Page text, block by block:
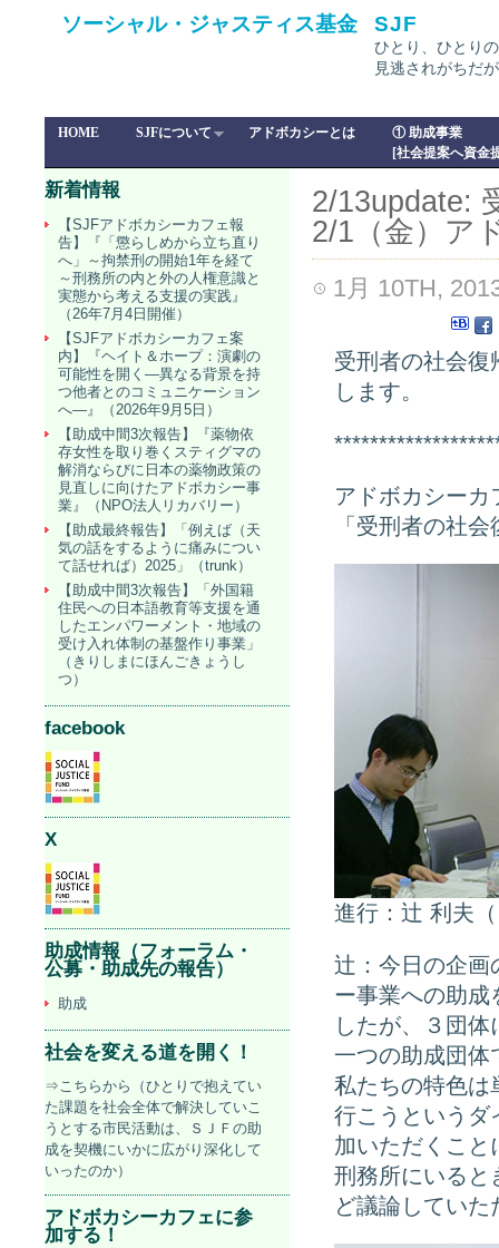
ソーシャル・ジャスティス基金 SJF
ひとり、ひとり
見逃されがちだ
HOME SJFについて アドボカシーとは
① 助成事業
[社会提案へ資金
2/13update:
2/1（金）ア
1月 10TH,
受刑者の社会復
します。
アドボカシー
「受刑者の社
進行：辻 利夫
辻：今日の企画
ー事業への助成
したが、３団
一つの助成団体
私たちの特色は
行こうというダ
加いただくこと
刑務所にいると
ど議論してい
新着情報
【SJFアドボカシーカフェ報
告】『「懲らしめから立ち直り
へ」～拘禁刑の開始1年を経て
～刑務所の内と外の人権意識と
実態から考える支援の実践』
（26年7月4日開催）
【SJFアドボカシーカフェ案
内】『ヘイト＆ホープ：演劇の
可能性を開く―異なる背景を持
つ他者とのコミュニケーション
へ―』（2026年9月5日）
【助成中間3次報告】『薬物依
存女性を取り巻くスティグマの
解消ならびに日本の薬物政策の
見直しに向けたアドボカシー事
業』（NPO法人リカバリー）
【助成最終報告】「例えば（天
気の話をするように痛みについ
て話せれば）2025」（trunk）
【助成中間3次報告】「外国籍
住民への日本語教育等支援を通
したエンパワーメント・地域の
受け入れ体制の基盤作り事業」
（きりしまにほんごきょうし
つ）
facebook
X
助成情報（フォーラム・
公募・助成先の報告）
助成
社会を変える道を開く！
⇒こちらから（ひとりで抱えてい
た課題を社会全体で解決していこ
うとする市民活動は、ＳＪＦの助
成を契機にいかに広がり深化して
いったのか）
アドボカシーカフェに参
加する！